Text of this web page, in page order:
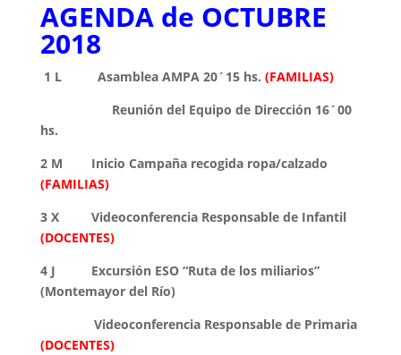
AGENDA de OCTUBRE
2018
1 L Asamblea AMPA 20´15 hs. (FAMILIAS)
Reunión del Equipo de Dirección 16´00
hs.
2 M Inicio Campaña recogida ropa/calzado
(FAMILIAS)
3 X Videoconferencia Responsable de Infantil
(DOCENTES)
4 J Excursión ESO “Ruta de los miliarios”
(Montemayor del Río)
Videoconferencia Responsable de Primaria
(DOCENTES)